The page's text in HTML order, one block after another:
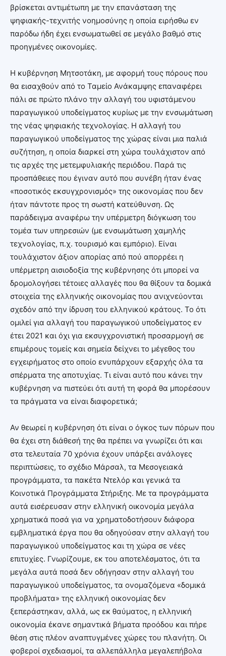
βρίσκεται αντιμέτωπη με την επανάσταση της
ψηφιακής-τεχνιτής νοημοσύνης η οποία ειρήσθω εν
παρόδω ήδη έχει ενσωματωθεί σε μεγάλο βαθμό στις
προηγμένες οικονομίες.
Η κυβέρνηση Μητσοτάκη, με αφορμή τους πόρους που
θα εισαχθούν από το Ταμείο Ανάκαμψης επαναφέρει
πάλι σε πρώτο πλάνο την αλλαγή του υφιστάμενου
παραγωγικού υποδείγματος κυρίως με την ενσωμάτωση
της νέας ψηφιακής τεχνολογίας. Η αλλαγή του
παραγωγικού υποδείγματος της χώρας είναι μια παλιά
συζήτηση, η οποία διαρκεί στη χώρα τουλάχιστον από
τις αρχές της μετεμφυλιακής περιόδου. Παρά τις
προσπάθειες που έγιναν αυτό που συνέβη ήταν ένας
«ποσοτικός εκσυγχρονισμός» της οικονομίας που δεν
ήταν πάντοτε προς τη σωστή κατεύθυνση. Ως
παράδειγμα αναφέρω την υπέρμετρη διόγκωση του
τομέα των υπηρεσιών (με ενσωμάτωση χαμηλής
τεχνολογίας, π.χ. τουρισμό και εμπόριο). Είναι
τουλάχιστον άξιον απορίας από πού απορρέει η
υπέρμετρη αισιοδοξία της κυβέρνησης ότι μπορεί να
δρομολογήσει τέτοιες αλλαγές που θα θίξουν τα δομικά
στοιχεία της ελληνικής οικονομίας που ανιχνεύονται
σχεδόν από την ίδρυση του ελληνικού κράτους. Το ότι
ομιλεί για αλλαγή του παραγωγικού υποδείγματος εν
έτει 2021 και όχι για εκσυγχρονιστική προσαρμογή σε
επιμέρους τομείς και σημεία δείχνει το μέγεθος του
εγχειρήματος στο οποίο ενυπάρχουν εξαρχής όλα τα
σπέρματα της αποτυχίας. Τι είναι αυτό που κάνει την
κυβέρνηση να πιστεύει ότι αυτή τη φορά θα μπορέσουν
τα πράγματα να είναι διαφορετικά;
Αν θεωρεί η κυβέρνηση ότι είναι ο όγκος των πόρων που
θα έχει στη διάθεσή της θα πρέπει να γνωρίζει ότι και
στα τελευταία 70 χρόνια έχουν υπάρξει ανάλογες
περιπτώσεις, το σχέδιο Μάρσαλ, τα Μεσογειακά
προγράμματα, τα πακέτα Ντελόρ και γενικά τα
Κοινοτικά Προγράμματα Στήριξης. Με τα προγράμματα
αυτά εισέρευσαν στην ελληνική οικονομία μεγάλα
χρηματικά ποσά για να χρηματοδοτήσουν διάφορα
εμβληματικά έργα που θα οδηγούσαν στην αλλαγή του
παραγωγικού υποδείγματος και τη χώρα σε νέες
επιτυχίες. Γνωρίζουμε, εκ του αποτελέσματος, ότι τα
μεγάλα αυτά ποσά δεν οδήγησαν στην αλλαγή του
παραγωγικού υποδείγματος, τα ονομαζόμενα «δομικά
προβλήματα» της ελληνική οικονομίας δεν
ξεπεράστηκαν, αλλά, ως εκ θαύματος, η ελληνική
οικονομία έκανε σημαντικά βήματα προόδου και πήρε
θέση στις πλέον αναπτυγμένες χώρες του πλανήτη. Οι
φοβεροί σχεδιασμοί, τα αλλεπάλληλα μεγαλεπήβολα